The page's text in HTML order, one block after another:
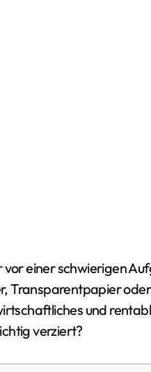
einer schwierigen
Transparentpapier
und
verziert?